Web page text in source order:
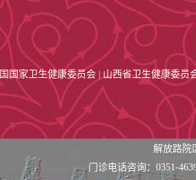
国家卫生健康委员会 山西省卫生健康委员
解放路
门诊电话咨询：0351-